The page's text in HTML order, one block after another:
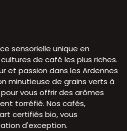
sensorielle unique en
de café les plus riches.
et passion dans les Ardennes
minutieuse de grains verts à
vous offrir des arômes
torréfié. Nos cafés,
certifiés bio, vous
d'exception.